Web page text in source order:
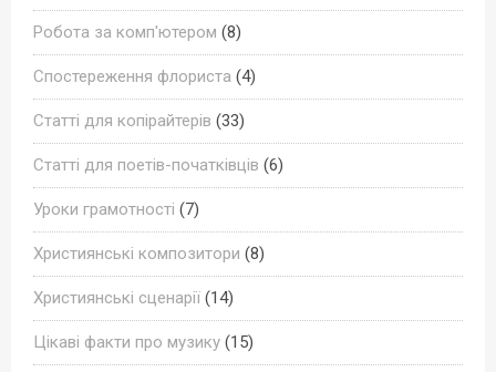
Робота за комп'ютером (8)
Спостереження флориста (4)
Статті для копірайтерів (33)
Статті для поетів-початківців (6)
Уроки грамотності (7)
Християнські композитори (8)
Християнські сценарії (14)
Цікаві факти про музику (15)